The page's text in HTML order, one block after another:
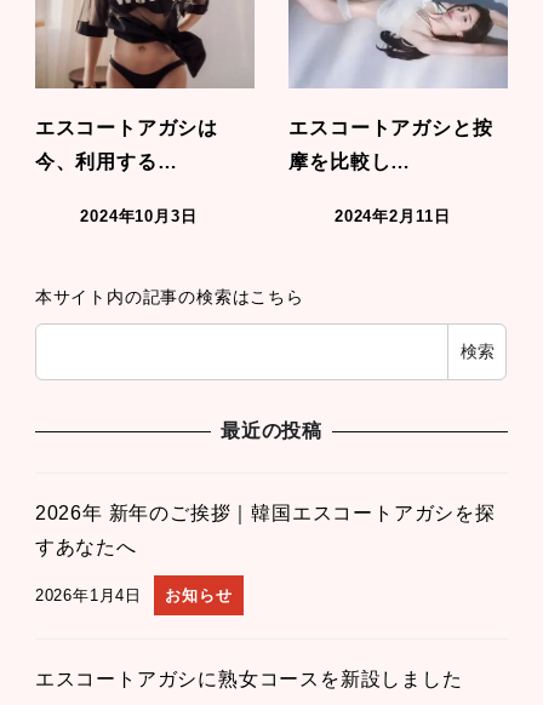
エスコートアガシは
今、利用する…
2024年10月3日
エスコートアガシと按
摩を比較し…
2024年2月11日
本サイト内の記事の検索はこちら
検索
最近の投稿
2026年 新年のご挨拶｜韓国エスコートアガシを探
すあなたへ
2026年1月4日 お知らせ
エスコートアガシに熟女コースを新設しました